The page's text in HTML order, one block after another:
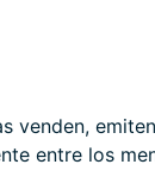
venden, emiten
entre los